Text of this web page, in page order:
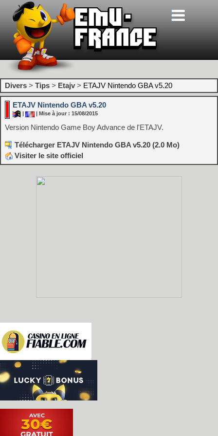
Divers > Tips > Etajv > ETAJV Nintendo GBA v5.20
ETAJV Nintendo GBA v5.20
| Mise à jour : 15/08/2015
Version Nintendo Game Boy Advance de l'ETAJV.
Télécharger ETAJV Nintendo GBA v5.20 (2.0 Mo)
Visiter le site officiel